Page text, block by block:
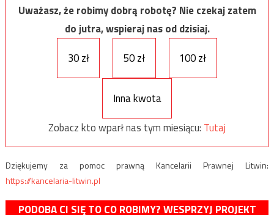
Uważasz, że robimy dobrą robotę? Nie czekaj zatem
do jutra, wspieraj nas od dzisiaj.
30 zł
50 zł 100 zł
Inna kwota
Zobacz kto wparł nas tym miesiącu: Tutaj
Dziękujemy za pomoc prawną Kancelarii Prawnej Litwin:
https://kancelaria-litwin.pl
PODOBA CI SIĘ TO CO ROBIMY? WESPRZYJ PROJEKT